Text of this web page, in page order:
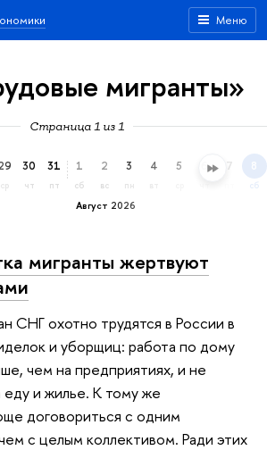
Меню
мигранты»
Страница 1 из 1
ср
30
чт
31
пт
Август 2026
1
сб
2
вс
3
пн
4 5 6 7 8
сб
мигранты жертвуют
СНГ охотно трудятся в России в
и уборщиц: работа по дому
чем на предприятиях, и не
еду и жилье. К тому же
договориться с одним
с целым коллективом. Ради этих